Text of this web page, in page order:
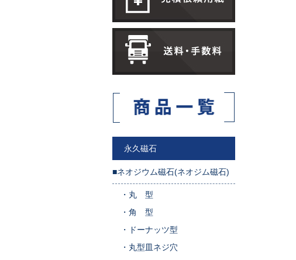
永久磁石
■ネオジウム磁石(ネオジム磁石)
・ 丸 型
・ 角 型
・
ドーナッツ型
・ 丸型皿ネジ穴